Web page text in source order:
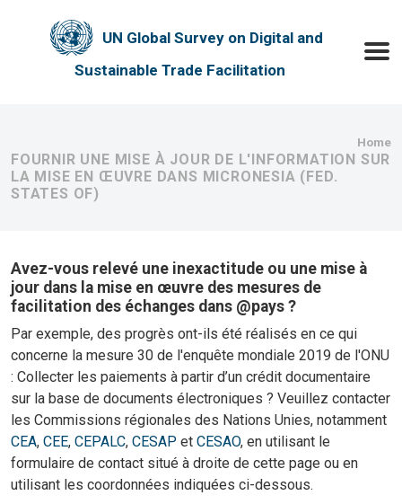
UN Global Survey on Digital and
Sustainable Trade Facilitation
Home
FOURNIR UNE MISE À JOUR DE L'INFORMATION SUR
LA MISE EN ŒUVRE DANS MICRONESIA (FED.
STATES OF)
Avez-vous relevé une inexactitude ou une mise à
jour dans la mise en œuvre des mesures de
facilitation des échanges dans @pays ?
Par exemple, des progrès ont-ils été réalisés en ce qui
concerne la mesure 30 de l'enquête mondiale 2019 de l'ONU
: Collecter les paiements à partir d’un crédit documentaire
sur la base de documents électroniques ? Veuillez contacter
les Commissions régionales des Nations Unies, notamment
CEA, CEE, CEPALC, CESAP et CESAO, en utilisant le
formulaire de contact situé à droite de cette page ou en
utilisant les coordonnées indiquées ci-dessous.